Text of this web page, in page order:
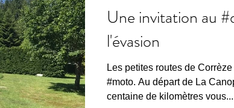
Une invitation au
l'évasion
Les petites routes de
#moto. Au départ de La
centaine de kilomètres vous...